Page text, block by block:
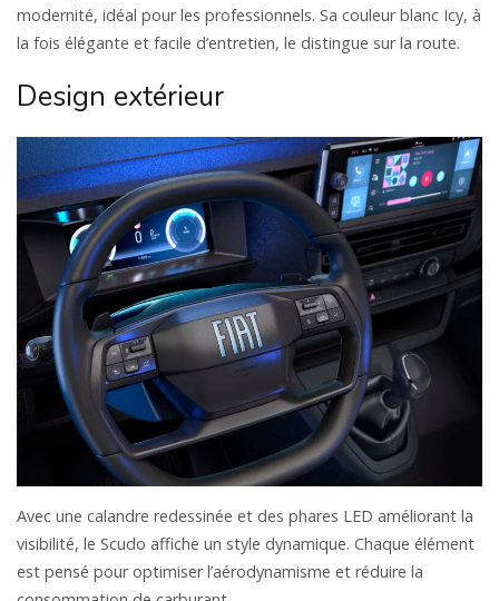
modernité, idéal pour les professionnels. Sa couleur blanc Icy, à
la fois élégante et facile d’entretien, le distingue sur la route.
Design extérieur
Avec une calandre redessinée et des phares LED améliorant la
visibilité, le Scudo affiche un style dynamique. Chaque élément
est pensé pour optimiser l’aérodynamisme et réduire la